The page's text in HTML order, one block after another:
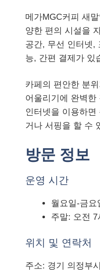
메가MGC커피 새
양한 편의 시설을
공간, 무선 인터넷,
능, 간편 결제가 있
카페의 편안한 분
어울리기에 완벽한
인터넷을 이용하
거나 서핑을 할 수
방문 정보
운영 시간
월요일-금요
주말: 오전 7
위치 및 연락처
주소: 경기 의정부